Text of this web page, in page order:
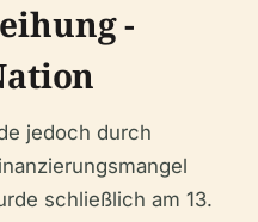
-
jedoch durch
schließlich am 13.